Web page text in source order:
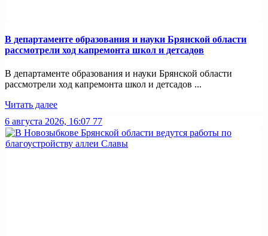
В департаменте образования и науки Брянской области
рассмотрели ход капремонта школ и детсадов
В департаменте образования и науки Брянской области
рассмотрели ход капремонта школ и детсадов ...
Читать далее
6 августа 2026, 16:07 77